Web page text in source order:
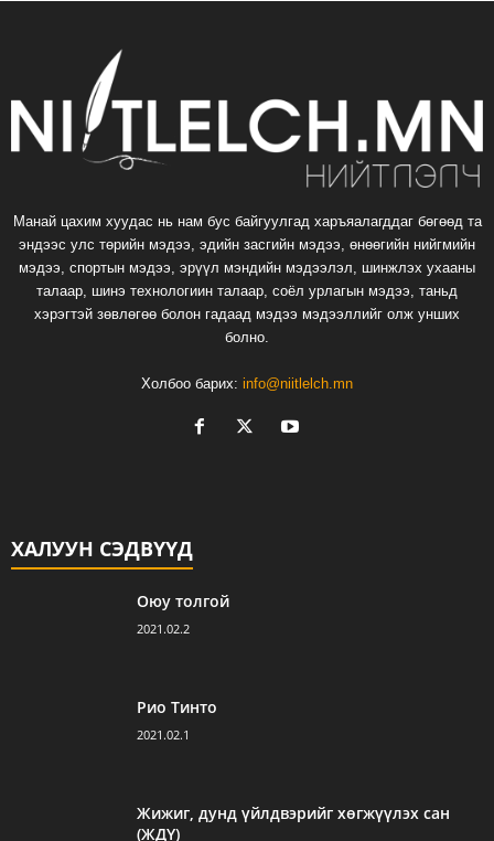
Манай цахим хуудас нь нам бус байгуулгад харъяалагддаг бөгөөд та
эндээс улс төрийн мэдээ, эдийн засгийн мэдээ, өнөөгийн нийгмийн
мэдээ, спортын мэдээ, эрүүл мэндийн мэдээлэл, шинжлэх ухааны
талаар, шинэ технологиин талаар, соёл урлагын мэдээ, таньд
хэрэгтэй зөвлөгөө болон гадаад мэдээ мэдээллийг олж унших
болно.
Холбоо барих: info@niitlelch.mn
ХАЛУУН СЭДВҮҮД
Оюу толгой
2021.02.2
Рио Тинто
2021.02.1
Жижиг, дунд үйлдвэрийг хөгжүүлэх сан
(ЖДҮ)